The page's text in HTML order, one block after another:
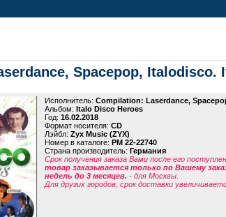
Spacepop, Italodisco.
Исполнитель: Compilation: Laserdance,
Альбом: Italo Disco Heroes
Год: 16.02.2018
Формат носителя: CD
Лэйбл: Zyx Music (ZYX)
Номер в каталоге: PM 22-22740
Страна производитель: Германия
Срок получения заказа Вами после его
товар заказывается только по Вашему
недель до 3 месяцев. - для Москвы.
Для других городов, срок доставки